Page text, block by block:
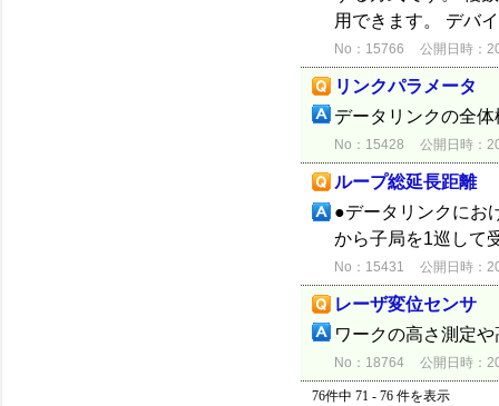
用できます。 デバ
No：15766 公開日時：
リンクパラメータ
データリンクの全
No：15428 公開日時：
ループ総延長距離
●データリンクにお
から子局を1巡して
No：15431 公開日時：
レーザ変位センサ
ワークの高さ測定
No：18764 公開日時：
76件中 71 - 76 件を表示